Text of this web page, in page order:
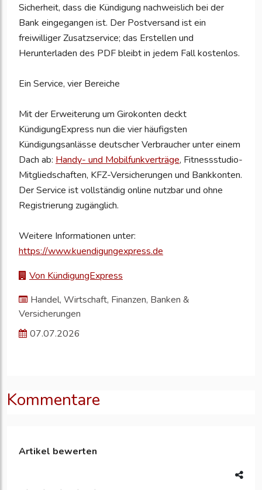
Sicherheit, dass die Kündigung nachweislich bei der
Bank eingegangen ist. Der Postversand ist ein
freiwilliger Zusatzservice; das Erstellen und
Herunterladen des PDF bleibt in jedem Fall kostenlos.
Ein Service, vier Bereiche
Mit der Erweiterung um Girokonten deckt
KündigungExpress nun die vier häufigsten
Kündigungsanlässe deutscher Verbraucher unter einem
Dach ab: Handy- und Mobilfunkverträge, Fitnessstudio-
Mitgliedschaften, KFZ-Versicherungen und Bankkonten.
Der Service ist vollständig online nutzbar und ohne
Registrierung zugänglich.
Weitere Informationen unter:
https://www.kuendigungexpress.de
Von KündigungExpress
Handel, Wirtschaft, Finanzen, Banken &
Versicherungen
07.07.2026
Kommentare
Artikel bewerten